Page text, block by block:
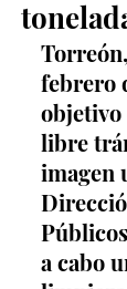
febrero
objetivo
libre
imagen
a cabo